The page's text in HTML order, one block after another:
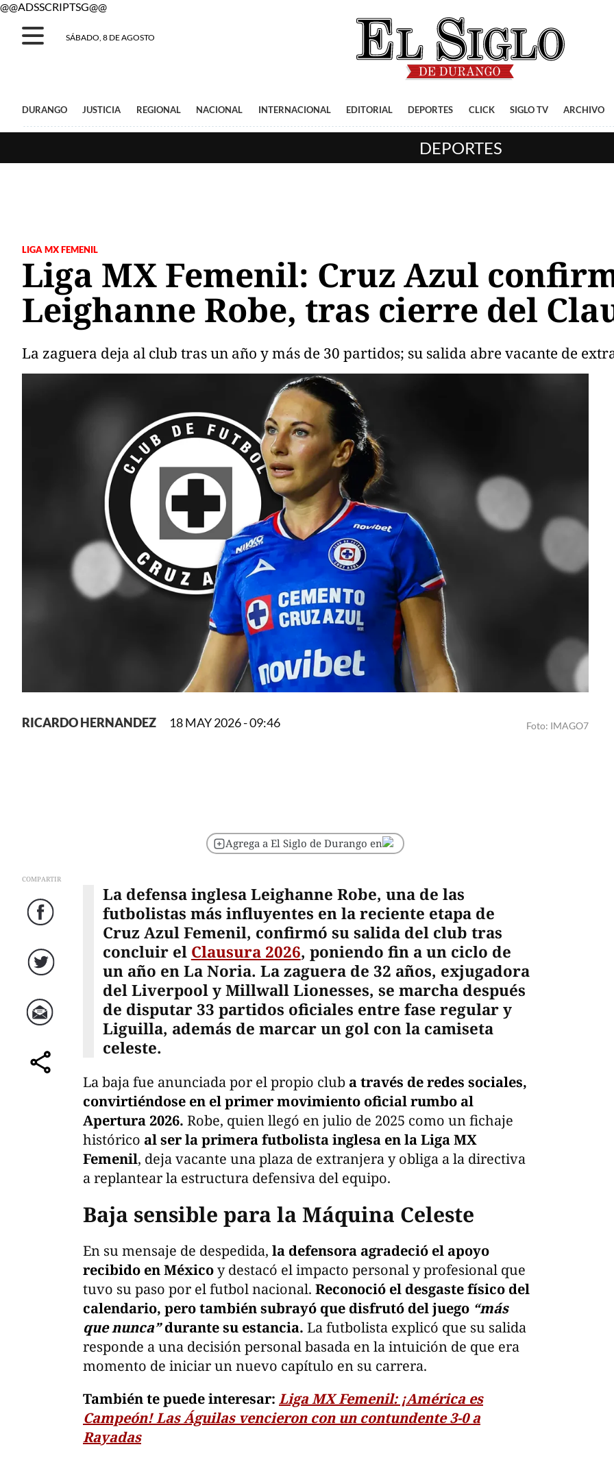
@@ADSSCRIPTSG@@
SÁBADO, 8 DE AGOSTO
DURANGO JUSTICIA REGIONAL NACIONAL INTERNACIONAL EDITORIAL DEPORTES CLICK SIGLO TV ARCHIVO
DEPORTES
LIGA MX FEMENIL
Liga MX Femenil: Cruz Azul
Leighanne Robe, tras cierre del
La zaguera deja al club tras un año y más de 30 partidos; su salida abre vacante de
Foto: IMAGO7
RICARDO HERNANDEZ 18 MAY 2026 - 09:46
Agrega a El Siglo de Durango en
COMPARTIR
Facebook
Twitter
Correo
comparte
La defensa inglesa Leighanne Robe, una de las
futbolistas más influyentes en la reciente etapa de
Cruz Azul Femenil, confirmó su salida del club tras
concluir el Clausura 2026, poniendo fin a un ciclo de
un año en La Noria. La zaguera de 32 años, exjugadora
del Liverpool y Millwall Lionesses, se marcha después
de disputar 33 partidos oficiales entre fase regular y
Liguilla, además de marcar un gol con la camiseta
celeste.
La baja fue anunciada por el propio club a través de redes sociales,
convirtiéndose en el primer movimiento oficial rumbo al
Apertura 2026. Robe, quien llegó en julio de 2025 como un fichaje
histórico al ser la primera futbolista inglesa en la Liga MX
Femenil, deja vacante una plaza de extranjera y obliga a la directiva
a replantear la estructura defensiva del equipo.
Baja sensible para la Máquina Celeste
En su mensaje de despedida, la defensora agradeció el apoyo
recibido en Méxicoy destacó el impacto personal y profesional que
tuvo su paso por el futbol nacional. Reconoció el desgaste físico del
calendario, pero también subrayó que disfrutó del juego “más
que nunca”durante su estancia. La futbolista explicó que su salida
responde a una decisión personal basada en la intuición de que era
momento de iniciar un nuevo capítulo en su carrera.
También te puede interesar: Liga MX Femenil: ¡América es
Campeón! Las Águilas vencieron con un contundente 3-0 a
Rayadas